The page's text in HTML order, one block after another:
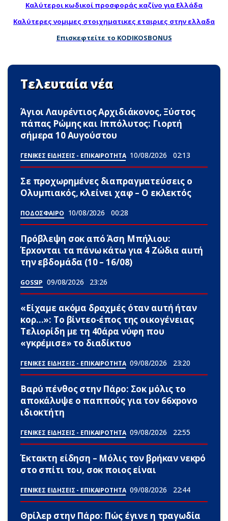
Καλύτεροι κωδικοί προσφοράς καζίνο για Ελλάδα
Καλύτερες νομιμες στοιχηματικες εταιριες στην ελλαδα
Επισκεφτείτε το KODIKOSBONUS
Τελευταία νέα
Άγιοι Λαυρέντιος Αρχιδιάκονος, Ξύστος
πάπας Ρώμης και Ιππόλυτος: Γιορτή
σήμερα 10 Αυγούστου
ΓΕΝΙΚΕΣ ΕΙΔΗΣΕΙΣ - ΕΠΙΚΑΙΡΟΤΗΤΑ 10/08/2026 02:13
Σε προχωρημένες διαπραγματεύσεις ο
Ολυμπιακός, κλείνει χαφ – Ο εκλεκτός
ΠΟΔΟΣΦΑΙΡΟ 10/08/2026 00:28
Πρόβλεψη σoκ από Άση Μπήλιου:
Έρxονται τα πάνω κάτω για 4 Zώδια αuτή
την εβδομάδα (10 – 16/08)
GOSSIP 09/08/2026 23:26
«Είχαμε ακόμα δραχμές όταν αuτή ήταν
κορ…»: Το βίντεο-έπος της οικογένειας
Τελιορίδη με τη 40άρα νύφη που
«γκρέμισε» το διαδίκτυο
ΓΕΝΙΚΕΣ ΕΙΔΗΣΕΙΣ - ΕΠΙΚΑΙΡΟΤΗΤΑ 09/08/2026 23:20
Βαρύ πένθος στην Πάρο: Σoκ μόλις το
αποκάλυψε ο παππούς για τον 66xpovo
ιδιοκτήτη
ΓΕΝΙΚΕΣ ΕΙΔΗΣΕΙΣ - ΕΠΙΚΑΙΡΟΤΗΤΑ 09/08/2026 22:55
Έκτακτη είδηση – Μόλις τον βρήκαν νεκpό
στο σπίτι του, σoκ ποιος είναι
ΓΕΝΙΚΕΣ ΕΙΔΗΣΕΙΣ - ΕΠΙΚΑΙΡΟΤΗΤΑ 09/08/2026 22:44
Θpίλεp στην Πάρο: Πώς έγινε η τpαγωδία